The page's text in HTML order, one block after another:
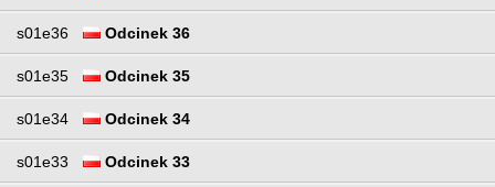
s01e36 Odcinek 36
s01e35 Odcinek 35
s01e34 Odcinek 34
s01e33 Odcinek 33